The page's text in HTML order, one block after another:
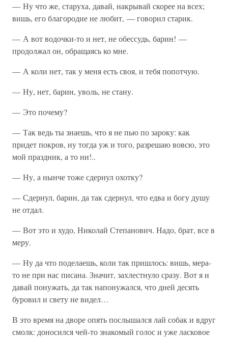
— Ну что же, старуха, давай, накрывай скорее на всех;
вишь, его благородие не любит, — говорил старик.
— А вот водочки-то и нет, не обессудь, барин! —
продолжал он, обращаясь ко мне.
— А коли нет, так у меня есть своя, и тебя попотчую.
— Ну, нет, барин, уволь, не стану.
— Это почему?
— Так ведь ты знаешь, что я не пью по зароку: как
придет покров, ну тогда уж и того, разрешаю вовсю, это
мой праздник, а то ни!..
— Ну, а нынче тоже сдернул охотку?
— Сдернул, барин, да так сдернул, что едва и богу душу
не отдал.
— Вот это и худо, Николай Степанович. Надо, брат, все в
меру.
— Ну да что поделаешь, коли так пришлось: вишь, мера-
то не при нас писана. Значит, захлестнуло сразу. Вот я и
давай понужать, да так напонужался, что дней десять
буровил и свету не видел…
В это время на дворе опять послышался лай собак и вдруг
смолк: доносился чей-то знакомый голос и уже ласковое